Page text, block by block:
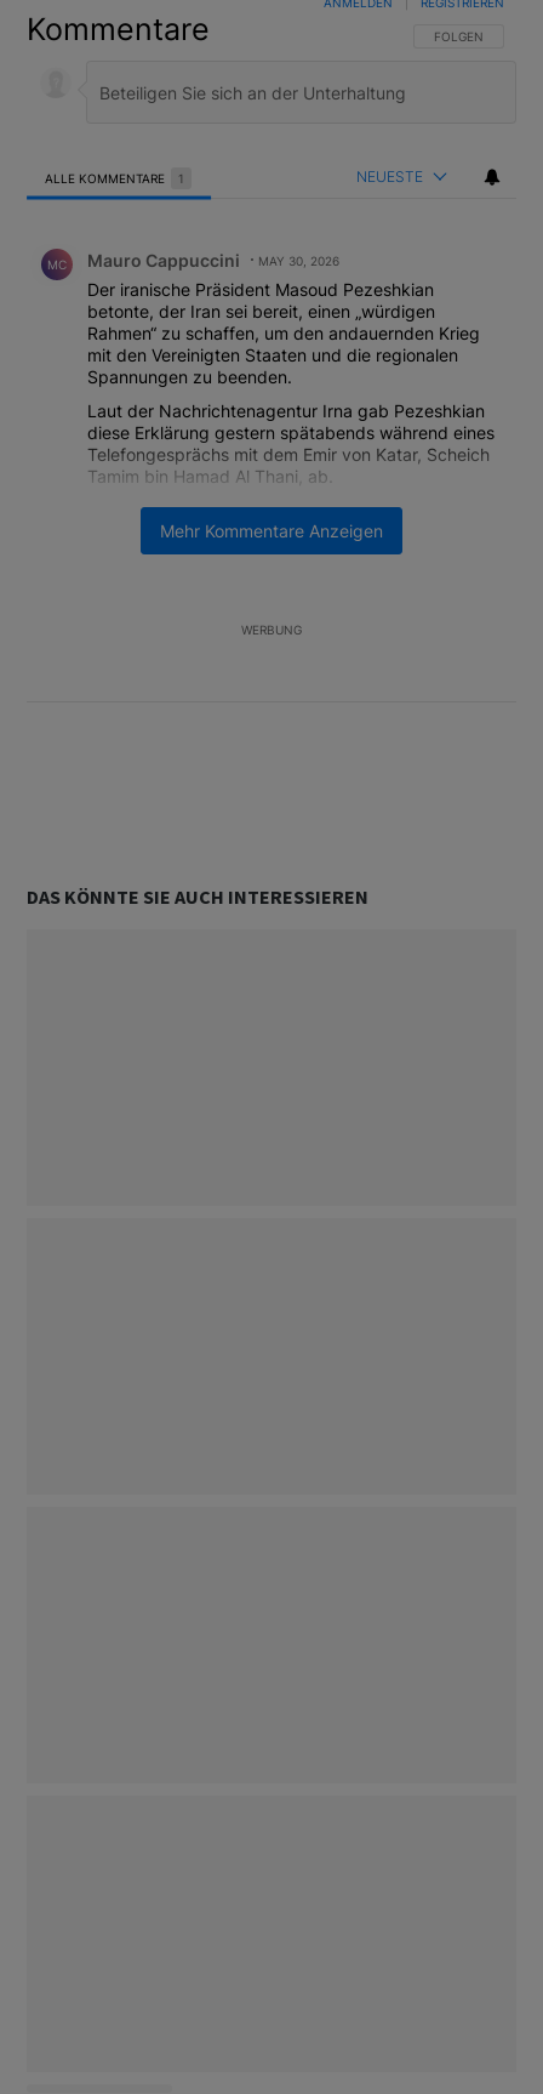
Mehr Kommentare Anzeigen
Kommentare FOLGE DIESER
FOLGEN
ANMELDEN REGISTRIEREN
ALLE KOMMENTARE 1 NEUESTE
MC Mauro Cappuccini MAY 30, 2026
Der iranische Präsident Masoud Pezeshkian
betonte, der Iran sei bereit, einen „würdigen
Rahmen“ zu schaffen, um den andauernden Krieg
mit den Vereinigten Staaten und die regionalen
Spannungen zu beenden.
Laut der Nachrichtenagentur Irna gab Pezeshkian
diese Erklärung gestern spätabends während eines
Telefongesprächs mit dem Emir von Katar, Scheich
Tamim bin Hamad Al Thani, ab.
„Teheran hat sein Engagement für den Dialog stets
unter Beweis gestellt“, erklärte Pezeshkian und
forderte die andere Seite auf, „dies zu erwidern,
Unterstützt von
WERBUNG
DAS KÖNNTE SIE AUCH INTERESSIEREN